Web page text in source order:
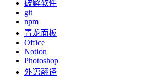
破解软件
git
npm
青龙面板
Office
Notion
Photoshop
外语翻译